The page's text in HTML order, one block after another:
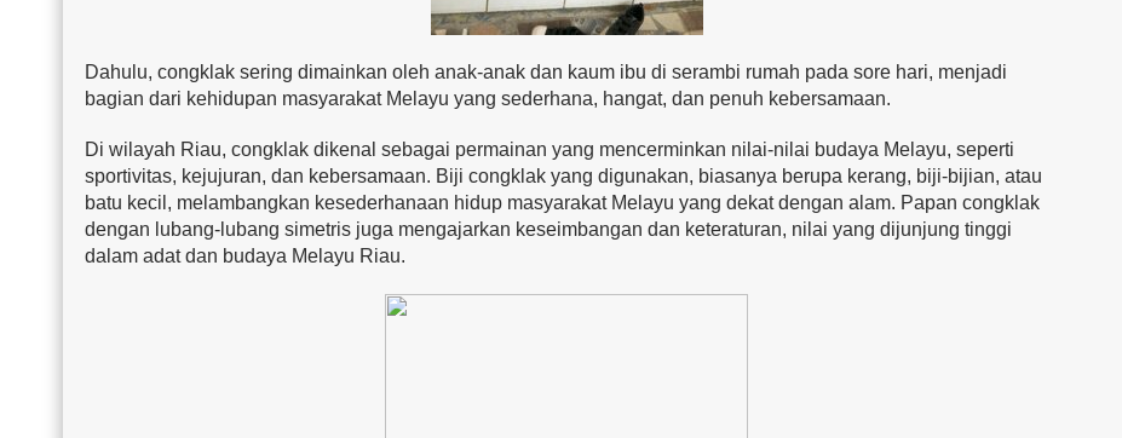
Dahulu, congklak sering dimainkan oleh anak-anak dan kaum ibu di serambi rumah pada sore hari, menjadi
bagian dari kehidupan masyarakat Melayu yang sederhana, hangat, dan penuh kebersamaan.
Di wilayah Riau, congklak dikenal sebagai permainan yang mencerminkan nilai-nilai budaya Melayu, seperti
sportivitas, kejujuran, dan kebersamaan. Biji congklak yang digunakan, biasanya berupa kerang, biji-bijian, atau
batu kecil, melambangkan kesederhanaan hidup masyarakat Melayu yang dekat dengan alam. Papan congklak
dengan lubang-lubang simetris juga mengajarkan keseimbangan dan keteraturan, nilai yang dijunjung tinggi
dalam adat dan budaya Melayu Riau.